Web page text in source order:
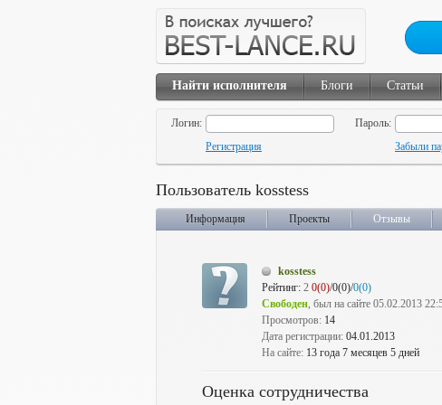
Найти исполнителя Блоги Статьи
Логин:
Пароль:
Регистрация
Забыли
Пользователь kosstess
Информация Проекты Отзывы
kosstess
Рейтинг: 2 0(0)/0(0)/0(0)
Свободен, был на сайте 05.02.2013
Просмотров: 14
Дата регистрации: 04.01.2013
На сайте: 13 года 7 месяцев 5 дней
Оценка сотрудничества